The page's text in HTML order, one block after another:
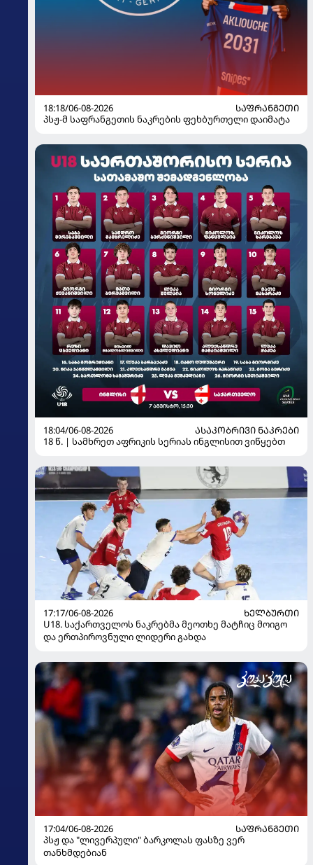
18:18/06-08-2026
ᲡᲐᲤᲠᲐᲜᲒᲔᲗᲘ
პსჟ-მ საფრანგეთის ნაკრების ფეხბურთელი დაიმატა
18:04/06-08-2026
ᲐᲡᲐᲙᲝᲑᲠᲘᲕᲘ ᲜᲐᲙᲠᲔᲑᲘ
18 წ. | სამხრეთ აფრიკის სერიას ინგლისით ვიწყებთ
17:17/06-08-2026
ᲮᲔᲚᲑᲣᲠᲗᲘ
U18. საქართველოს ნაკრებმა მეოთხე მატჩიც მოიგო
და ერთპიროვნული ლიდერი გახდა
17:04/06-08-2026
ᲡᲐᲤᲠᲐᲜᲒᲔᲗᲘ
პსჟ და "ლივერპული" ბარკოლას ფასზე ვერ
თანხმდებიან